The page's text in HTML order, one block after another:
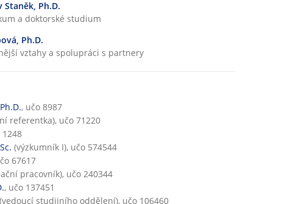
č
n
Staněk, Ph.D.
a doktorské studium
Ph.D.
vztahy a spolupráci s partnery
, učo 8987
referentka), učo 71220
1248
(výzkumník I), učo 574544
67617
pracovník), učo 240344
, učo 137451
(vedoucí studijního oddělení), učo 106460